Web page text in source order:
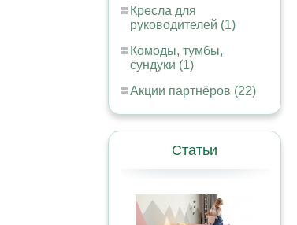
Кресла для
руководителей (1)
Комоды, тумбы,
сундуки (1)
Акции партнёров (22)
Статьи